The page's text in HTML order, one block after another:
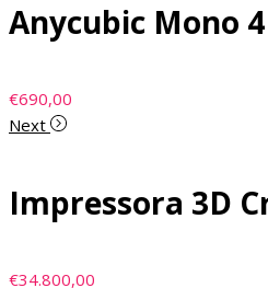
Anycubic Mono
€690,00
Next
Impressora 3D
€34.800,00